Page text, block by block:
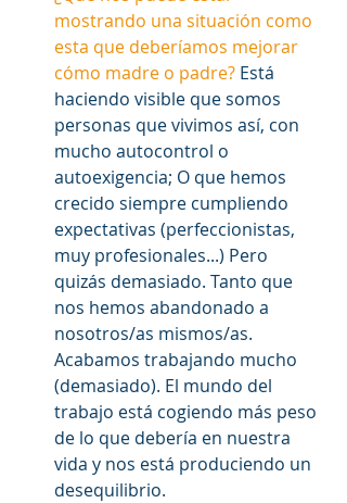
mostrando una situación como
esta que deberíamos mejorar
cómo madre o padre? Está
haciendo visible que somos
personas que vivimos así, con
mucho autocontrol o
autoexigencia; O que hemos
crecido siempre cumpliendo
expectativas (perfeccionistas,
muy profesionales...) Pero
quizás demasiado. Tanto que
nos hemos abandonado a
nosotros/as mismos/as.
Acabamos trabajando mucho
(demasiado). El mundo del
trabajo está cogiendo más peso
de lo que debería en nuestra
vida y nos está produciendo un
desequilibrio.